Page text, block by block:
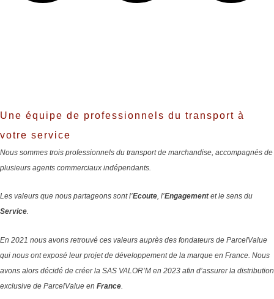
Une équipe de professionnels du transport à
votre service
Nous sommes trois professionnels du transport de marchandise, accompagnés de
plusieurs agents commerciaux indépendants.
Les valeurs que nous partageons sont l’Ecoute, l’Engagementet le sens du
Service.
En 2021 nous avons retrouvé ces valeurs auprès des fondateurs de ParcelValue
qui nous ont exposé leur projet de développement de la marque en France. Nous
avons alors décidé de créer la SAS VALOR’M en 2023 afin d’assurer la distribution
exclusive de ParcelValue en France.